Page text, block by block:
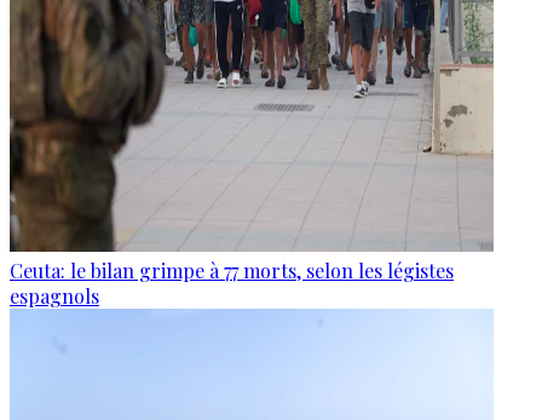
Ceuta: le bilan grimpe à 77 morts, selon les légistes
espagnols